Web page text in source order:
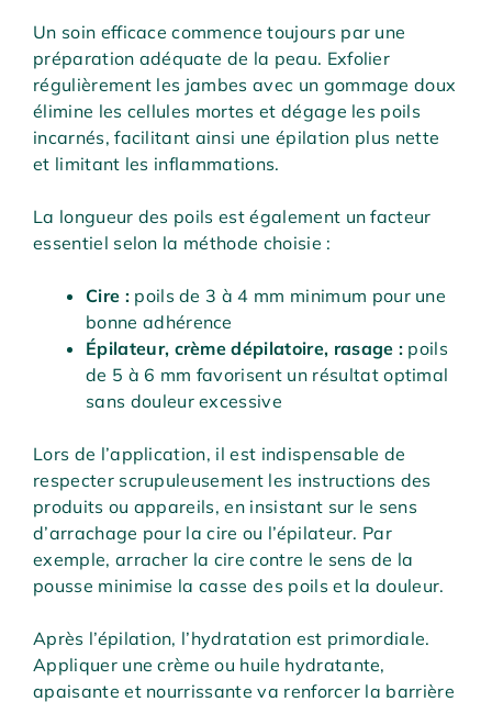
Un soin efficace commence toujours par une
préparation adéquate de la peau. Exfolier
régulièrement les jambes avec un gommage doux
élimine les cellules mortes et dégage les poils
incarnés, facilitant ainsi une épilation plus nette
et limitant les inflammations.
La longueur des poils est également un facteur
essentiel selon la méthode choisie :
Cire :poils de 3 à 4 mm minimum pour une
bonne adhérence
Épilateur, crème dépilatoire, rasage : poils
de 5 à 6 mm favorisent un résultat optimal
sans douleur excessive
Lors de l’application, il est indispensable de
respecter scrupuleusement les instructions des
produits ou appareils, en insistant sur le sens
d’arrachage pour la cire ou l’épilateur. Par
exemple, arracher la cire contre le sens de la
pousse minimise la casse des poils et la douleur.
Après l’épilation, l’hydratation est primordiale.
Appliquer une crème ou huile hydratante,
apaisante et nourrissante va renforcer la barrière